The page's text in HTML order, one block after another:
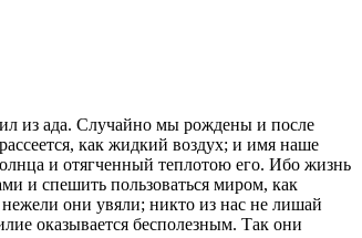
из ада. Случайно мы рождены и после
как жидкий воздух; и имя наше
и отягченный теплотою его. Ибо жизнь
и спешить пользоваться миром, как
они увяли; никто из нас не лишай
оказывается бесполезным. Так они